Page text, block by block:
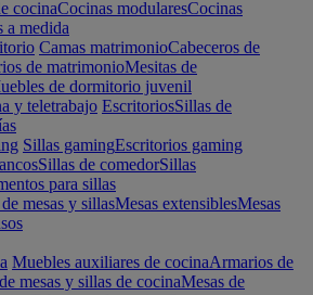
cocinaCocinas modularesCocinas
a medida
Camas matrimonioCabeceros de
de matrimonioMesitas de
de dormitorio juvenil
y teletrabajo EscritoriosSillas de
Sillas gamingEscritorios gaming
Sillas de comedorSillas
para sillas
mesas y sillasMesas extensiblesMesas
Muebles auxiliares de cocinaArmarios de
mesas y sillas de cocinaMesas de